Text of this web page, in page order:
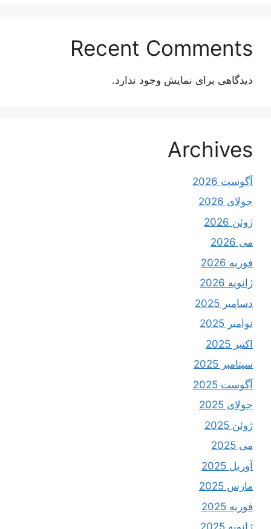
Recent Comments
دیدگاهی برای نمایش وجود ندارد.
Archives
آگوست 2026
جولای 2026
ژوئن 2026
می 2026
فوریه 2026
ژانویه 2026
دسامبر 2025
نوامبر 2025
اکتبر 2025
سپتامبر 2025
آگوست 2025
جولای 2025
ژوئن 2025
می 2025
آوریل 2025
مارس 2025
فوریه 2025
ژانویه 2025